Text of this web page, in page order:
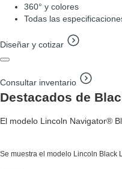
360° y colores
Todas las
Diseñar y cotizar
Consultar inventario
Destacados de
El modelo Lincoln Navigator®
Se muestra el modelo Lincoln Black